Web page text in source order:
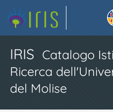
IRIS Catalogo
Ricerca
del Molise